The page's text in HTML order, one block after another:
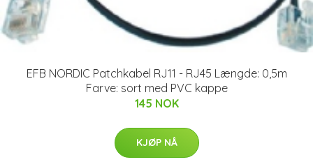
EFB NORDIC Patchkabel RJ11 - RJ45 Længde: 0,5m
Farve: sort med PVC kappe
145 NOK
KJØP NÅ